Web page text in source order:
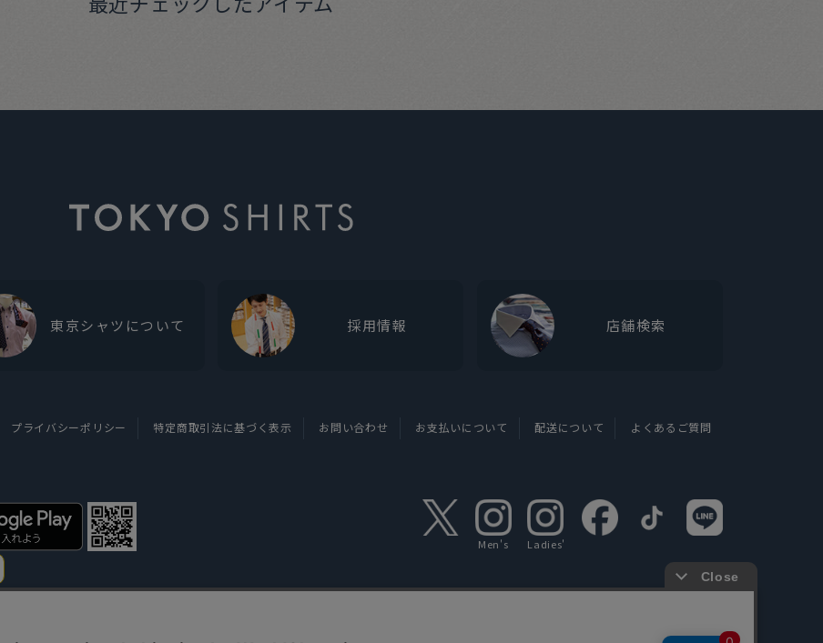
東京シャツについて 採用情報 店舗検索
プライバシーポリシー 特定商取引法に基づく表示 お問い合わせ お支払いについて 配送について よくあるご質問
Men's Ladies'